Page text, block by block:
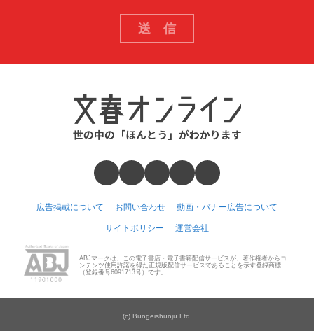
広告掲載について お問い合わせ 動画・バナー広告について
サイトポリシー 運営会社
ABJマークは、この電子書店・電子書籍配信サービスが、著作権者からコ
ンテンツ使用許諾を得た正規版配信サービスであることを示す登録商標
（登録番号6091713号）です。
(c) Bungeishunju Ltd.